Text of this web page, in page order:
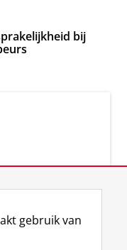
bij
gebruik van